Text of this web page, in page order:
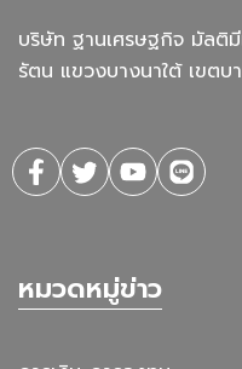
บริษัท ฐานเศรษฐกิจ มัลติ
รัตน แขวงบางนาใต้ เขต
หมวดหมู่ข่าว